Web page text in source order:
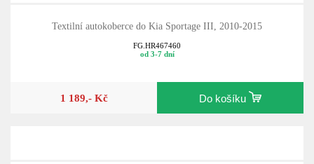
Textilní autokoberce do Kia Sportage III, 2010-2015
FG.HR467460
od 3-7 dní
1 189,- Kč Do košíku